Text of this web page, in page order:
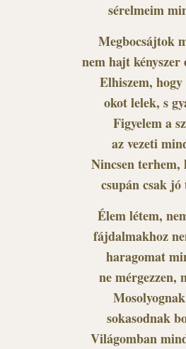
sérelmeim
Megbocsájtok
nem hajt kényszer
Elhiszem,
okot lelek, s
Figyelem a
az vezeti
Nincsen terhem,
csupán csak
Élem létem,
fájdalmakhoz
haragomat
ne mérgezzen,
sokasodnak
Világomban